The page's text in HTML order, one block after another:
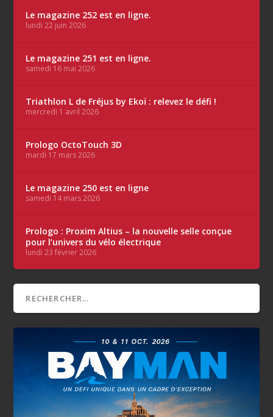
Le magazine 252 est en ligne.
lundi 22 juin 2026
Le magazine 251 est en ligne.
samedi 16 mai 2026
Triathlon L de Fréjus by Ekoï : relevez le défi !
mercredi 1 avril 2026
Prologo OctoTouch 3D
mardi 17 mars 2026
Le magazine 250 est en ligne
samedi 14 mars 2026
Prologo : Proxim Altius – la nouvelle selle conçue
pour l’univers du vélo électrique
lundi 23 février 2026